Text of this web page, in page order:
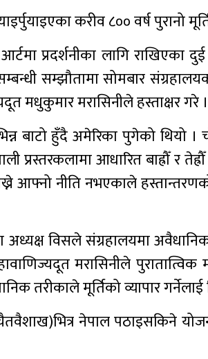
करीव ८०० वर्ष पुरानो
प्रदर्शनीका लागि राखिएका
सम्झौतामा सोमबार
मधुकुमार मरासिनीले हस्ताक्षर गरे ।
बाटो हुँदै अमेरिका पुगेको थियो ।
प्रस्तरकलामा आधारित बाह्रौँ र
आफ्नो नीति नभएकाले
अध्यक्ष विसले संग्रहालयमा
मरासिनीले पुरातात्विक
तरीकाले मूर्तिको व्यापार गर्नेलाई
नेपाल पठाइसकिने